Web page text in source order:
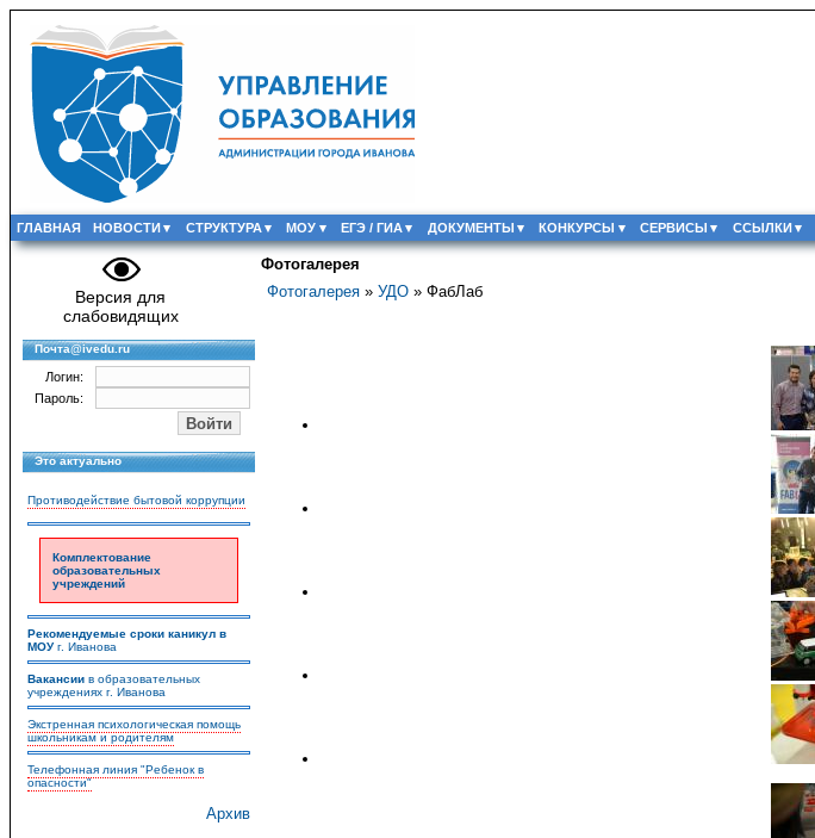
ГЛАВНАЯ НОВОСТИ СТРУКТУРА МОУ ЕГЭ / ГИА ДОКУМЕНТЫ КОНКУРСЫ СЕРВИСЫ ССЫЛКИ
Версия для
слабовидящих
Почта@ivedu.ru
Логин:
Пароль:
Это актуально
Противодействие бытовой коррупции
Комплектование
образовательных
учреждений
Рекомендуемые сроки каникул в
МОУг. Иванова
Вакансии в образовательных
учреждениях г. Иванова
Экстренная психологическая помощь
школьникам и родителям
Телефонная линия "Ребенок в
опасности"
Архив
Фотогалерея
Фотогалерея » УДО » ФабЛаб